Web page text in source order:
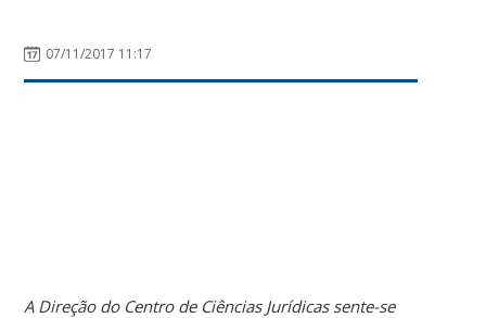
07/11/2017 11:17
A Direção do Centro de Ciências Jurídicas sente-se